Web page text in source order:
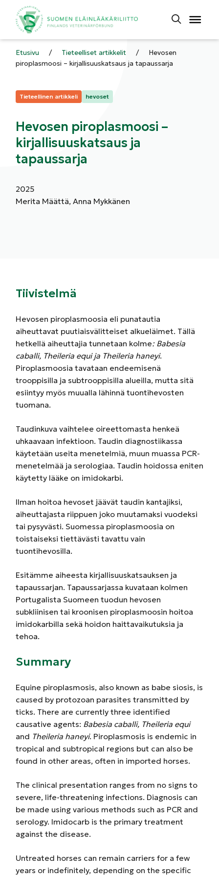
Etusivu / Tieteelliset artikkelit /
Hevosen
piroplasmoosi – kirjallisuuskatsaus ja tapaussarja
Kategoriat:
Tieteellinen artikkeli hevoset
Hevosen piroplasmoosi –
kirjallisuuskatsaus ja
tapaussarja
2025
Merita Määttä, Anna Mykkänen
Tiivistelmä
Hevosen piroplasmoosia eli punatautia
aiheuttavat puutiaisvälitteiset alkueläimet. Tällä
hetkellä aiheuttajia tunnetaan kolme: Babesia
caballi, Theileria equi ja Theileria haneyi.
Piroplasmoosia tavataan endeemisenä
trooppisilla ja subtrooppisilla alueilla, mutta sitä
esiintyy myös muualla lähinnä tuontihevosten
tuomana.
Taudinkuva vaihtelee oireettomasta henkeä
uhkaavaan infektioon. Taudin diagnostiikassa
käytetään useita menetelmiä, muun muassa PCR-
menetelmää ja serologiaa. Taudin hoidossa eniten
käytetty lääke on imidokarbi.
Ilman hoitoa hevoset jäävät taudin kantajiksi,
aiheuttajasta riippuen joko muutamaksi vuodeksi
tai pysyvästi. Suomessa piroplasmoosia on
toistaiseksi tiettävästi tavattu vain
tuontihevosilla.
Esitämme aiheesta kirjallisuuskatsauksen ja
tapaussarjan. Tapaussarjassa kuvataan kolmen
Portugalista Suomeen tuodun hevosen
subkliinisen tai kroonisen piroplasmoosin hoitoa
imidokarbilla sekä hoidon haittavaikutuksia ja
tehoa.
Summary
Equine piroplasmosis, also known as babe siosis, is
caused by protozoan parasites transmitted by
ticks. There are currently three identified
causative agents: Babesia caballi, Theileria equi
and Theileria haneyi. Piroplasmosis is endemic in
tropical and subtropical regions but can also be
found in other areas, often in imported horses.
The clinical presentation ranges from no signs to
severe, life-threatening infections. Diagnosis can
be made using various methods such as PCR and
serology. Imidocarb is the primary treatment
against the disease.
Untreated horses can remain carriers for a few
years or indefinitely, depending on the specific